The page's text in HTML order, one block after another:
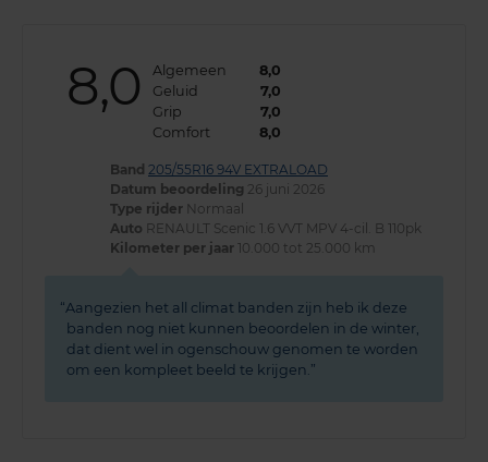
8,0 Algemeen
8,0
Geluid
7,0
Grip
7,0
Comfort
8,0
Band 205/55R16 94V EXTRALOAD
Datum beoordeling 26 juni 2026
Type rijder Normaal
Auto RENAULT Scenic 1.6 VVT MPV 4-cil. B 110pk
Kilometer per jaar 10.000 tot 25.000 km
Aangezien het all climat banden zijn heb ik deze
banden nog niet kunnen beoordelen in de winter,
dat dient wel in ogenschouw genomen te worden
om een kompleet beeld te krijgen.